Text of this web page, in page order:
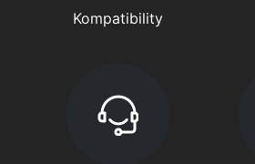
Kompatibility